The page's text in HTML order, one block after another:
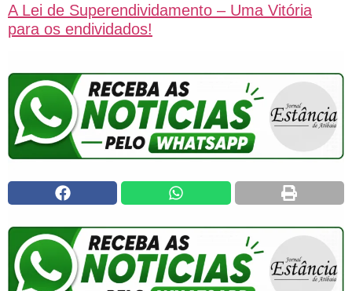
A Lei de Superendividamento – Uma Vitória
para os endividados!